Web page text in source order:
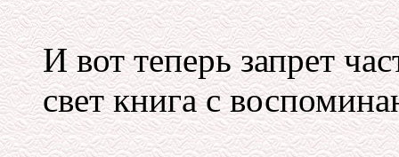
И вот теперь запрет
свет книга с